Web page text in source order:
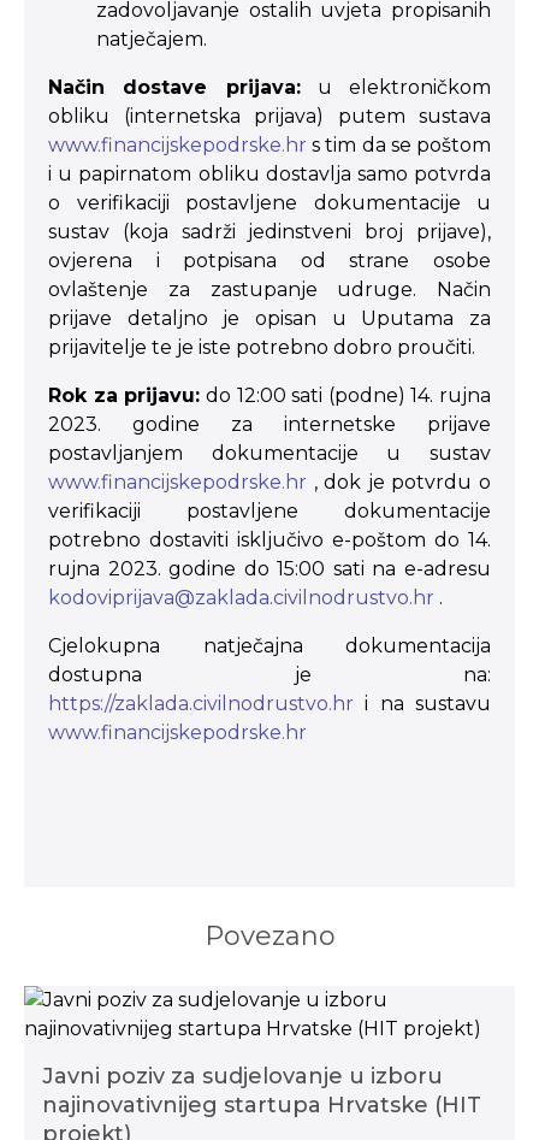
zadovoljavanje ostalih uvjeta propisanih
natječajem.
Način dostave prijava:u elektroničkom
obliku (internetska prijava) putem sustava
www.financijskepodrske.hr s tim da se poštom
i u papirnatom obliku dostavlja samo potvrda
o verifikaciji postavljene dokumentacije u
sustav (koja sadrži jedinstveni broj prijave),
ovjerena i potpisana od strane osobe
ovlaštenje za zastupanje udruge. Način
prijave detaljno je opisan u Uputama za
prijavitelje te je iste potrebno dobro proučiti.
Rok za prijavu: do 12:00 sati (podne) 14. rujna
2023. godine za internetske prijave
postavljanjem dokumentacije u sustav
www.financijskepodrske.hr , dok je potvrdu o
verifikaciji postavljene dokumentacije
potrebno dostaviti isključivo e-poštom do 14.
rujna 2023. godine do 15:00 sati na e-adresu
kodoviprijava@zaklada.civilnodrustvo.hr .
Cjelokupna natječajna dokumentacija
dostupna je na:
https://zaklada.civilnodrustvo.hr i na sustavu
www.financijskepodrske.hr
Povezano
Javni poziv za sudjelovanje u izboru
najinovativnijeg startupa Hrvatske (HIT
projekt)